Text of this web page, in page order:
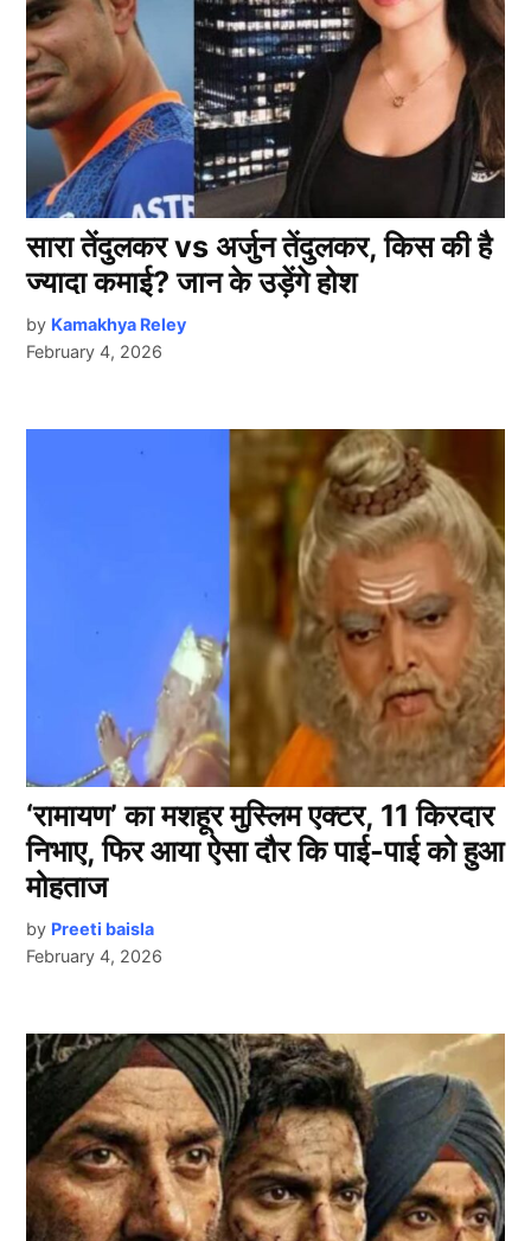
सारा तेंदुलकर vs अर्जुन तेंदुलकर, किस की है
ज्यादा कमाई? जान के उड़ेंगे होश
by Kamakhya Reley
February 4, 2026
‘रामायण’ का मशहूर मुस्लिम एक्टर, 11 किरदार
निभाए, फिर आया ऐसा दौर कि पाई-पाई को हुआ
मोहताज
by Preeti baisla
February 4, 2026